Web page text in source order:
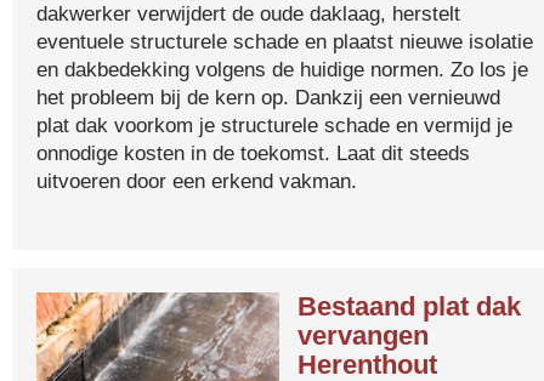
dakwerker verwijdert de oude daklaag, herstelt
eventuele structurele schade en plaatst nieuwe isolatie
en dakbedekking volgens de huidige normen. Zo los je
het probleem bij de kern op. Dankzij een vernieuwd
plat dak voorkom je structurele schade en vermijd je
onnodige kosten in de toekomst. Laat dit steeds
uitvoeren door een erkend vakman.
Bestaand plat dak
vervangen
Herenthout